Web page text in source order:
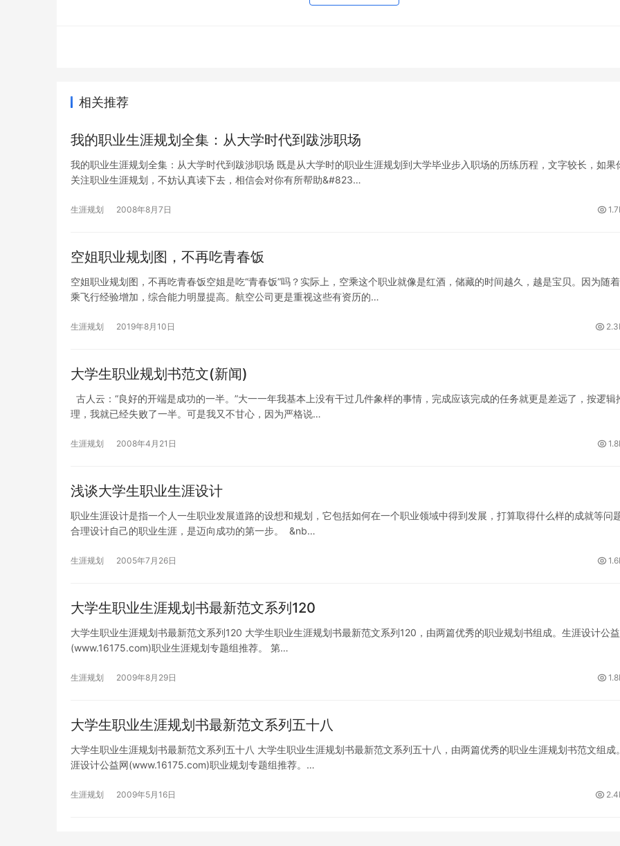
相关推荐
我的职业生涯规划全集：从大学时代到跋涉职场
我的职业生涯规划全集：从大学时代到跋涉职场 既是从大学时的职业生涯规划到大学毕业步入职场的历练历程，文字较长，如果
关注职业生涯规划，不妨认真读下去，相信会对你有所帮助&#823…
生涯规划 2008年8月7日
空姐职业规划图，不再吃青春饭
空姐职业规划图，不再吃青春饭空姐是吃“青春饭”吗？实际上，空乘这个职业就像是红酒，储藏的时间越久，越是宝贝。因为随
乘飞行经验增加，综合能力明显提高。航空公司更是重视这些有资历的…
生涯规划 2019年8月10日
大学生职业规划书范文(新闻)
古人云：“良好的开端是成功的一半。”大一一年我基本上没有干过几件象样的事情，完成应该完成的任务就更是差远了，按逻辑
理，我就已经失败了一半。可是我又不甘心，因为严格说…
生涯规划 2008年4月21日
浅谈大学生职业生涯设计
职业生涯设计是指一个人一生职业发展道路的设想和规划，它包括如何在一个职业领域中得到发展，打算取得什么样的成就等问题
合理设计自己的职业生涯，是迈向成功的第一步。 &nb…
生涯规划 2005年7月26日
大学生职业生涯规划书最新范文系列120
大学生职业生涯规划书最新范文系列120 大学生职业生涯规划书最新范文系列120，由两篇优秀的职业规划书组成。生涯设计公
(www.16175.com)职业生涯规划专题组推荐。 第…
生涯规划 2009年8月29日
大学生职业生涯规划书最新范文系列五十八
大学生职业生涯规划书最新范文系列五十八 大学生职业生涯规划书最新范文系列五十八，由两篇优秀的职业生涯规划书范文组成
涯设计公益网(www.16175.com)职业规划专题组推荐。…
生涯规划 2009年5月16日